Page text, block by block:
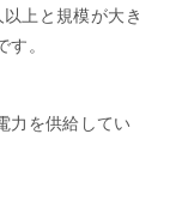
上と規模が大き
。
力を供給してい